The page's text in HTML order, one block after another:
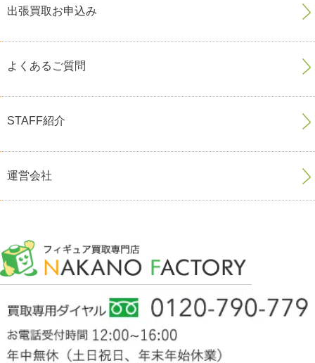
出張買取お申込み
よくあるご質問
STAFF紹介
運営会社